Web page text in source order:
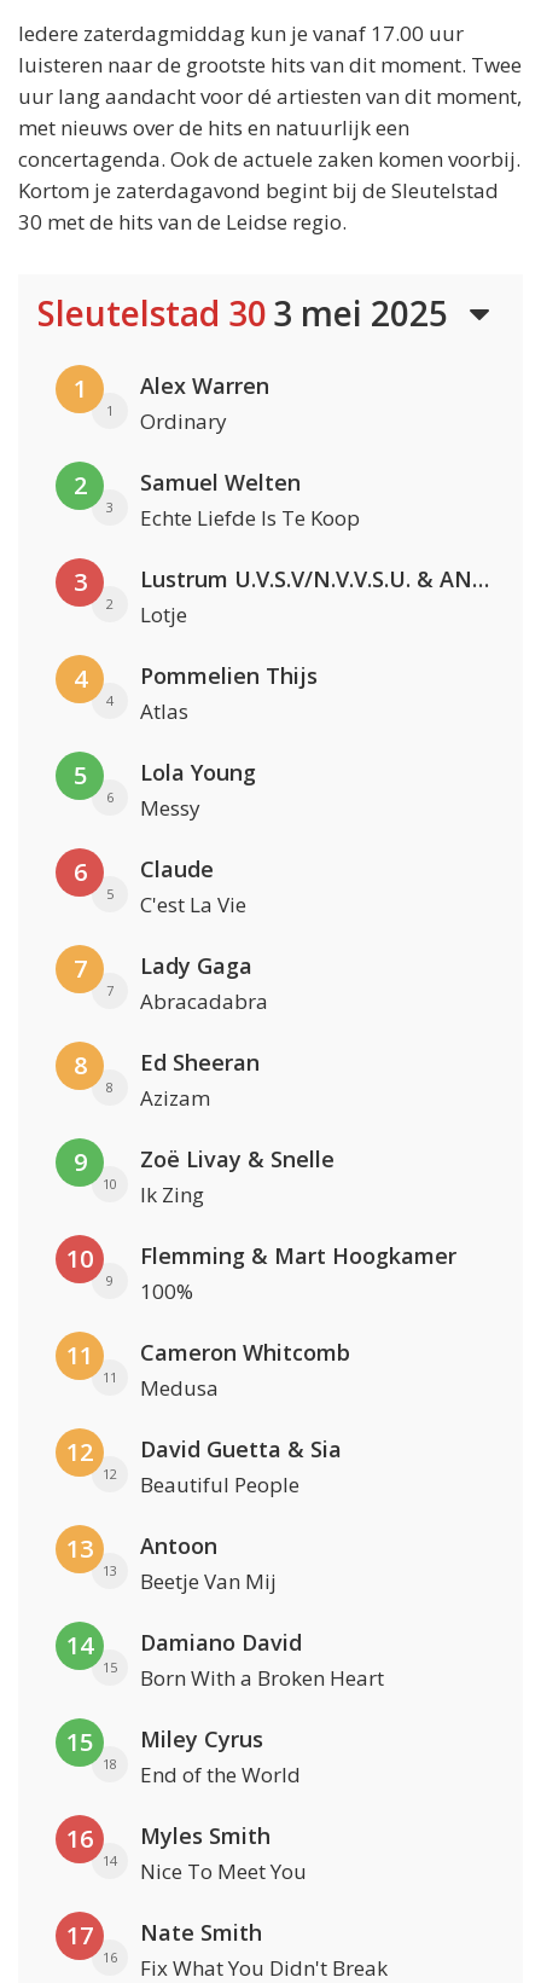
Iedere zaterdagmiddag kun je vanaf 17.00 uur
luisteren naar de grootste hits van dit moment. Twee
uur lang aandacht voor dé artiesten van dit moment,
met nieuws over de hits en natuurlijk een
concertagenda. Ook de actuele zaken komen voorbij.
Kortom je zaterdagavond begint bij de Sleutelstad
30 met de hits van de Leidse regio.
Sleutelstad 303 mei 2025
1
1
Alex Warren
Ordinary
2
3
Samuel Welten
Echte Liefde Is Te Koop
3
2
Lustrum U.V.S.V/N.V.V.S.U. & ANNO ONS & Jopke van Dobbenburgh & Roeland Beelen
Lotje
4
4
Pommelien Thijs
Atlas
5
6
Lola Young
Messy
6
5
Claude
C'est La Vie
7
7
Lady Gaga
Abracadabra
8
8
Ed Sheeran
Azizam
9
10
Zoë Livay & Snelle
Ik Zing
10
9
Flemming & Mart Hoogkamer
100%
11
11
Cameron Whitcomb
Medusa
12
12
David Guetta & Sia
Beautiful People
13
13
Antoon
Beetje Van Mij
14
15
Damiano David
Born With a Broken Heart
15
18
Miley Cyrus
End of the World
16
14
Myles Smith
Nice To Meet You
17
16
Nate Smith
Fix What You Didn't Break